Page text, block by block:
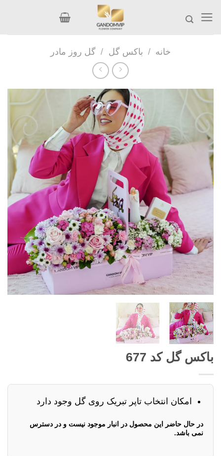
content
خانه / باکس گل / گل روز مادر
باکس گل کد 677
امکان انتخاب تاپر تبریک روی گل وجود دارد
در حال حاضر این محصول در انبار موجود نیست و در دسترس
نمی باشد.